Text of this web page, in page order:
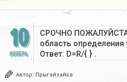
10
НОЯБРЬ
СРОЧНО
область определения
Ответ: D=R/{ } .
Автор: Прыгайзайка